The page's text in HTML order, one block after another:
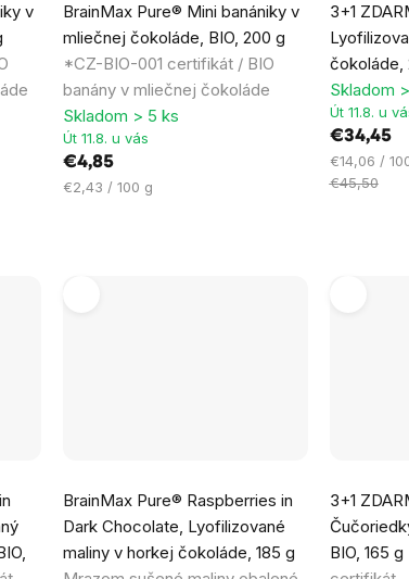
v
BrainMax Pure® Mini banániky v
mliečnej čokoláde, BIO, 200 g
*CZ-BIO-001 certifikát / BIO
banány v mliečnej čokoláde
hodnotenie
produktu
je
5,0
z
5
hviezdičiek.
Skladom > 5 ks
Út 11.8. u vás
€4,85
Jednotková
€2,43 / 100 g
3+1
čokoláde,
produktu
je
5,0
z
5
hviezdičiek.
Skladom
Út 11.8. u
€34,45
Jednotková
cena:
€14,06 /
€45,50
BrainMax Pure® Raspberries in
Dark Chocolate, Lyofilizované
maliny v horkej čokoláde, 185 g
3+1
BIO, 165 g
produktu
je